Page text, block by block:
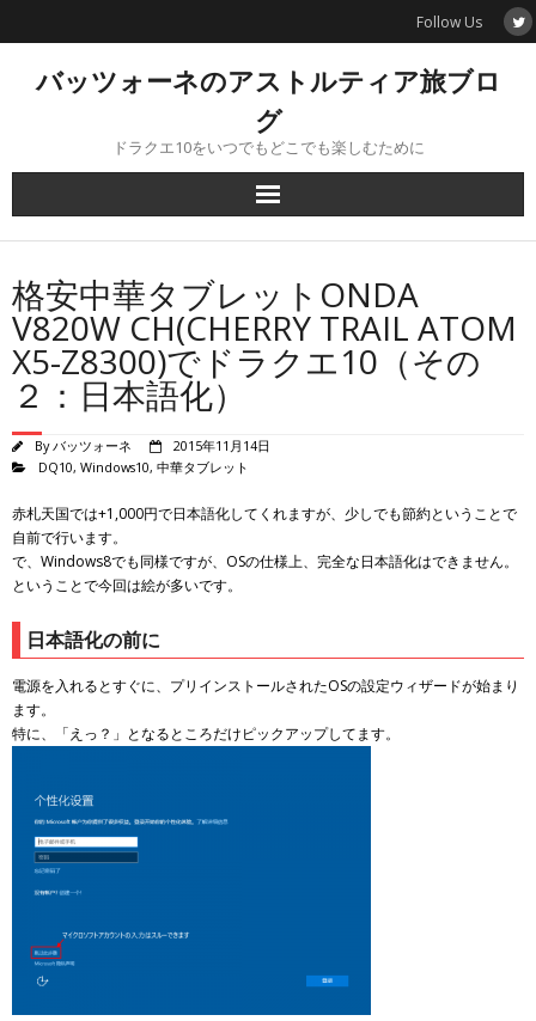
Follow Us
バッツォーネのアストルティア旅ブロ
グ
ドラクエ10をいつでもどこでも楽しむために
格安中華タブレットONDA
V820W CH(CHERRY TRAIL ATOM
X5-Z8300)でドラクエ10（その
２：日本語化）
Byバッツォーネ
2015年11月14日
DQ10, Windows10, 中華タブレット
赤札天国では+1,000円で日本語化してくれますが、少しでも節約ということで
自前で行います。
で、Windows8でも同様ですが、OSの仕様上、完全な日本語化はできません。
ということで今回は絵が多いです。
日本語化の前に
電源を入れるとすぐに、プリインストールされたOSの設定ウィザードが始まり
ます。
特に、「えっ？」となるところだけピックアップしてます。